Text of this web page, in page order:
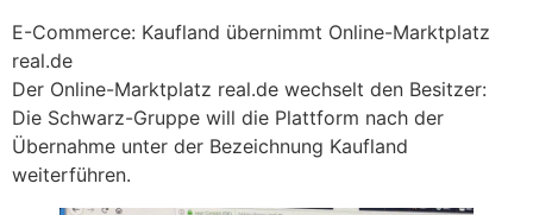
E-Commerce: Kaufland übernimmt Online-Marktplatz
real.de
Der Online-Marktplatz real.de wechselt den Besitzer:
Die Schwarz-Gruppe will die Plattform nach der
Übernahme unter der Bezeichnung Kaufland
weiterführen.